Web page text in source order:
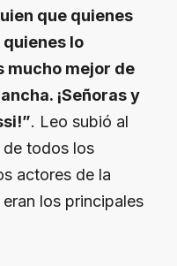
que quienes
quienes lo
mucho mejor de
¡Señoras y
. Leo subió al
todos los
actores de la
los principales